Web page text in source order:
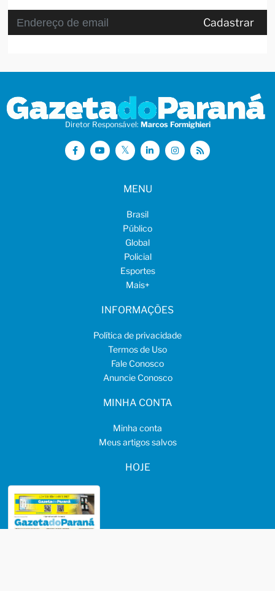
Cadastrar
Diretor Responsável: Marcos Formighieri
MENU
Brasil
Público
Global
Policial
Esportes
Mais+
INFORMAÇÕES
Política de privacidade
Termos de Uso
Fale Conosco
Anuncie Conosco
MINHA CONTA
Minha conta
Meus artigos salvos
HOJE